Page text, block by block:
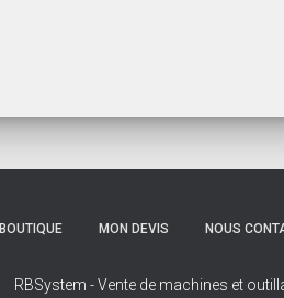
BOUTIQUE MON DEVIS NOUS
RBSystem - Vente de machines et